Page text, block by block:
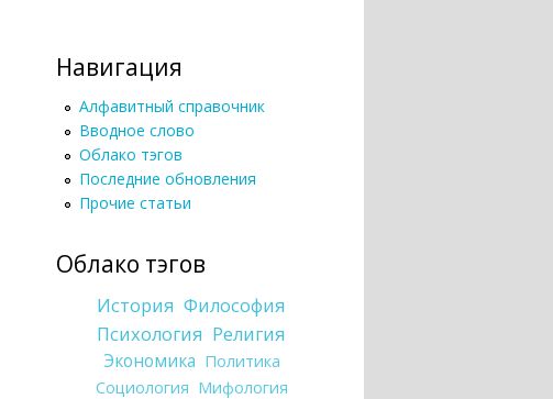
Навигация
Алфавитный справочник
Вводное слово
Облако тэгов
Последние обновления
Прочие статьи
Облако тэгов
История Философия
Психология Религия
Экономика Политика
Социология Мифология